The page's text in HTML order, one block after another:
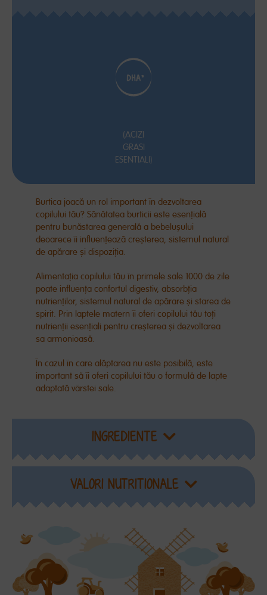
(ACIZI
GRASI
ESENTIALI)
Burtica joacă un rol importantîn dezvoltarea
copilului tău? Sănătatea burticii este esențială
pentru bunăstarea generală a bebelușului
deoareceîi influențează creșterea, sistemul natural
de apărare și dispoziția.
Alimentația copilului tău în primele sale 1000 de zile
poate influența confortul digestiv, absorbția
nutrienților, sistemul natural de apărare și starea de
spirit. Prin laptele maternîi oferi copilului tău toți
nutrienții esențiali pentru creșterea și dezvoltarea
sa armonioasă.
În cazulîn care alăptarea nu este posibilă, este
important să îi oferi copilului tău o formulă de lapte
adaptată vârstei sale.
INGREDIENTE
VALORI NUTRITIONALE